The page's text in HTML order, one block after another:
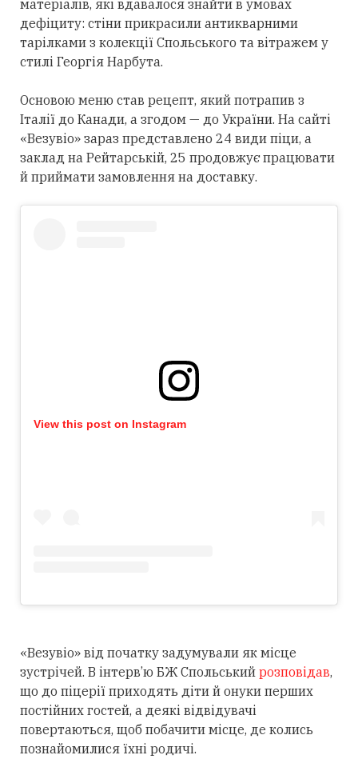
матеріалів, які вдавалося знайти в умовах
дефіциту: стіни прикрасили антикварними
тарілками з колекції Спольського та вітражем у
стилі Георгія Нарбута.
Основою меню став рецепт, який потрапив з
Італії до Канади, а згодом — до України. На сайті
«Везувіо» зараз представлено 24 види піци, а
заклад на Рейтарській, 25 продовжує працювати
й приймати замовлення на доставку.
View this post on Instagram
«Везувіо» від початку задумували як місце
зустрічей. В інтерв’ю БЖ Спольський розповідав,
що до піцерії приходять діти й онуки перших
постійних гостей, а деякі відвідувачі
повертаються, щоб побачити місце, де колись
познайомилися їхні родичі.